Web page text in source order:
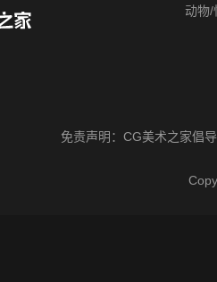
动物/
免责声明： CG美术之家倡